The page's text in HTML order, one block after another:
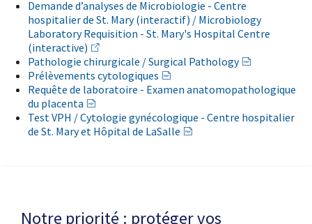
Demande d’analyses de Microbiologie - Centre
hospitalier de St. Mary (interactif) / Microbiology
Laboratory Requisition - St. Mary's Hospital Centre
(interactive)
Pathologie chirurgicale / Surgical Pathology
Prélèvements cytologiques
Requête de laboratoire - Examen anatomopathologique
du placenta
Test VPH / Cytologie gynécologique - Centre hospitalier
de St. Mary et Hôpital de LaSalle
Notre priorité : protéger vos